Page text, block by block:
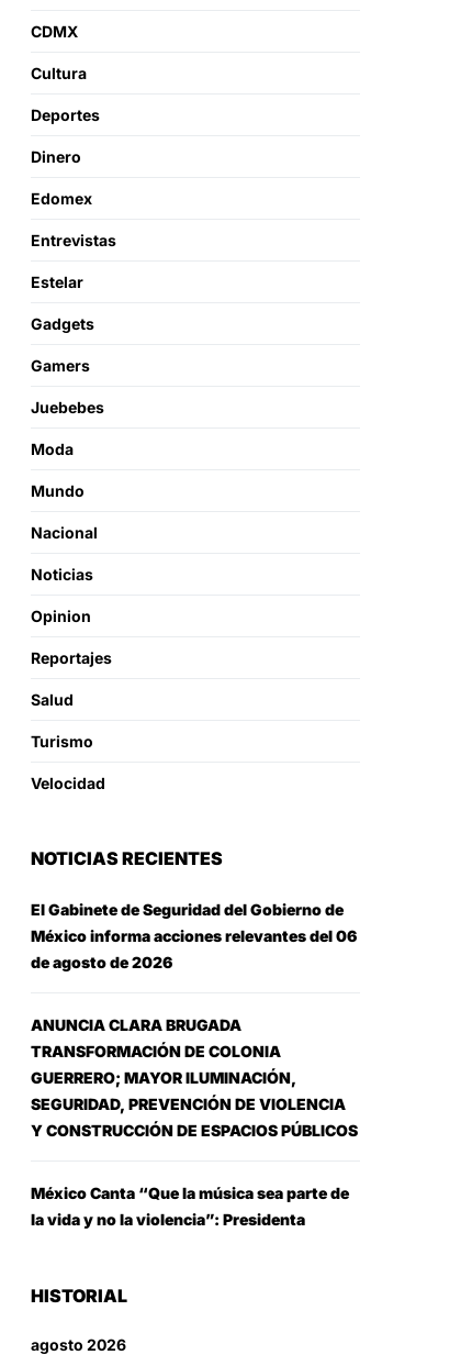
CDMX
Cultura
Deportes
Dinero
Edomex
Entrevistas
Estelar
Gadgets
Gamers
Juebebes
Moda
Mundo
Nacional
Noticias
Opinion
Reportajes
Salud
Turismo
Velocidad
NOTICIAS RECIENTES
El Gabinete de Seguridad del Gobierno de
México informa acciones relevantes del 06
de agosto de 2026
ANUNCIA CLARA BRUGADA
TRANSFORMACIÓN DE COLONIA
GUERRERO; MAYOR ILUMINACIÓN,
SEGURIDAD, PREVENCIÓN DE VIOLENCIA
Y CONSTRUCCIÓN DE ESPACIOS PÚBLICOS
México Canta “Que la música sea parte de
la vida y no la violencia”: Presidenta
HISTORIAL
agosto 2026